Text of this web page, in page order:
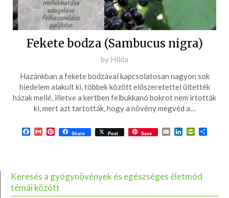
Fekete bodza (Sambucus nigra)
Posted
2016-
03-
19
by Hilda
Hazánkban a fekete bodzával kapcsolatosan nagyon sok
hiedelem alakult ki, többek között előszeretettel ültették
házak mellé, illetve a kertben felbukkanó bokrot nem irtották
ki, mert azt tartották, hogy a növény megvéd a…
Facebook
GmailPinterest
Share Post Save EmailLinkedIn
Keresés a gyógynövények és egészséges életmód
témái között